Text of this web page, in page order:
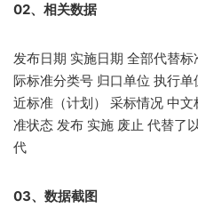
02、相关数据
发布日期 实施日期 全部代替
际标准分类号 归口单位 执行
近标准（计划） 采标情况 中
准状态 发布 实施 废止 代替了
代
03、数据截图